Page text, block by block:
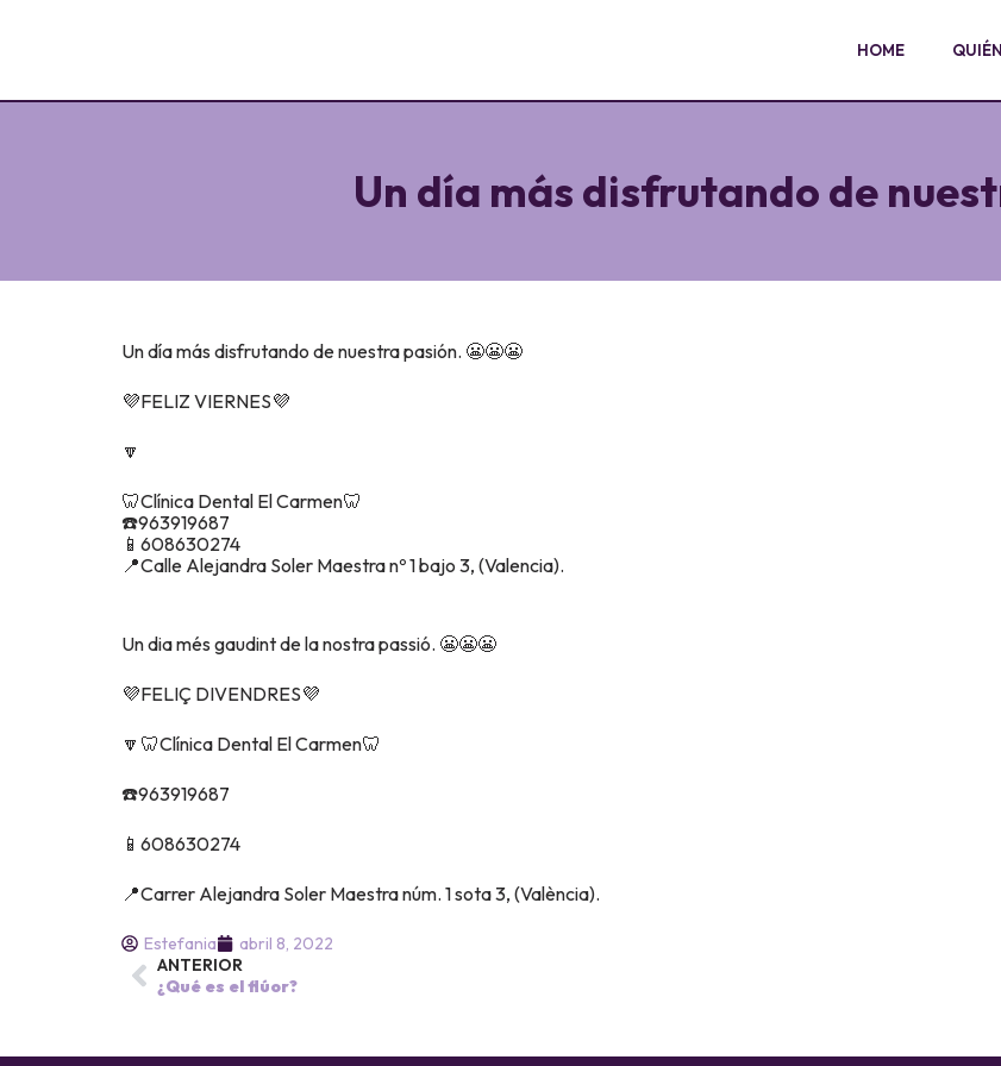
HOME
Un día más disfrutando de
Un día más disfrutando de nuestra pasión. 😬😬😬
💜FELIZ VIERNES💜
🔽
🦷Clínica Dental El Carmen🦷
☎️963919687
📱608630274
📍Calle Alejandra Soler Maestra nº 1 bajo 3, (Valencia).
Un dia més gaudint de la nostra passió. 😬😬😬
💜FELIÇ DIVENDRES💜
🔽🦷Clínica Dental El Carmen🦷
☎️963919687
📱608630274
📍Carrer Alejandra Soler Maestra núm. 1 sota 3, (València).
Estefania
abril 8, 2022
ANTERIOR
¿Qué es el flúor?